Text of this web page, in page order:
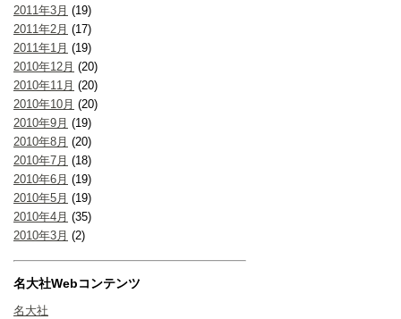
2011年3月 (19)
2011年2月 (17)
2011年1月 (19)
2010年12月 (20)
2010年11月 (20)
2010年10月 (20)
2010年9月 (19)
2010年8月 (20)
2010年7月 (18)
2010年6月 (19)
2010年5月 (19)
2010年4月 (35)
2010年3月 (2)
名大社Webコンテンツ
名大社